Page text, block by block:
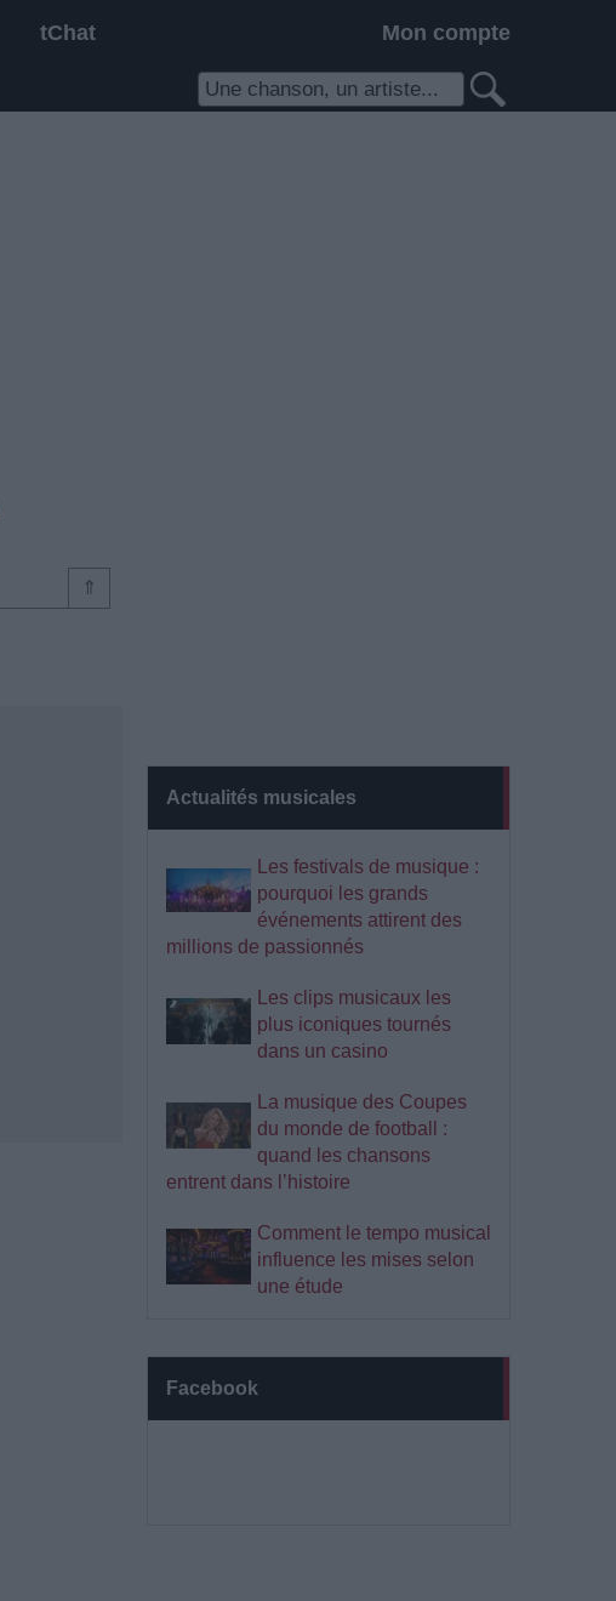
tChat Mon compte
Actualités musicales
Les festivals de musique :
pourquoi les grands
événements attirent des
millions de passionnés
Les clips musicaux les
plus iconiques tournés
dans un casino
La musique des Coupes
du monde de football :
quand les chansons
entrent dans l’histoire
Comment le tempo musical
influence les mises selon
une étude
Facebook
⇑